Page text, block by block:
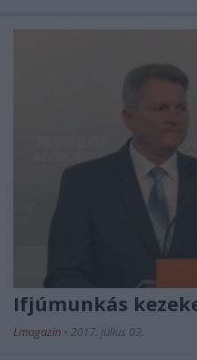
Ifjúmunkás
Lmagazin • 2017. július 03.